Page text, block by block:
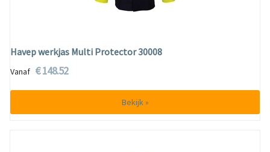
Havep werkjas Multi Protector 30008
Vanaf € 148.52
Bekijk »